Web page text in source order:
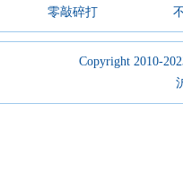
零敲碎打
Copyright 2010-